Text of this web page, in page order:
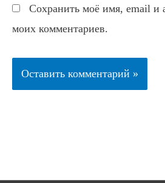
Сохранить моё имя, email и
моих комментариев.